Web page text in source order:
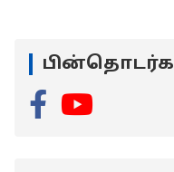
பின்தொடர்க